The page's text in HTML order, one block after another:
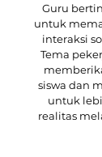
Guru
untuk
interaksi
Tema
siswa dan
untuk
realitas